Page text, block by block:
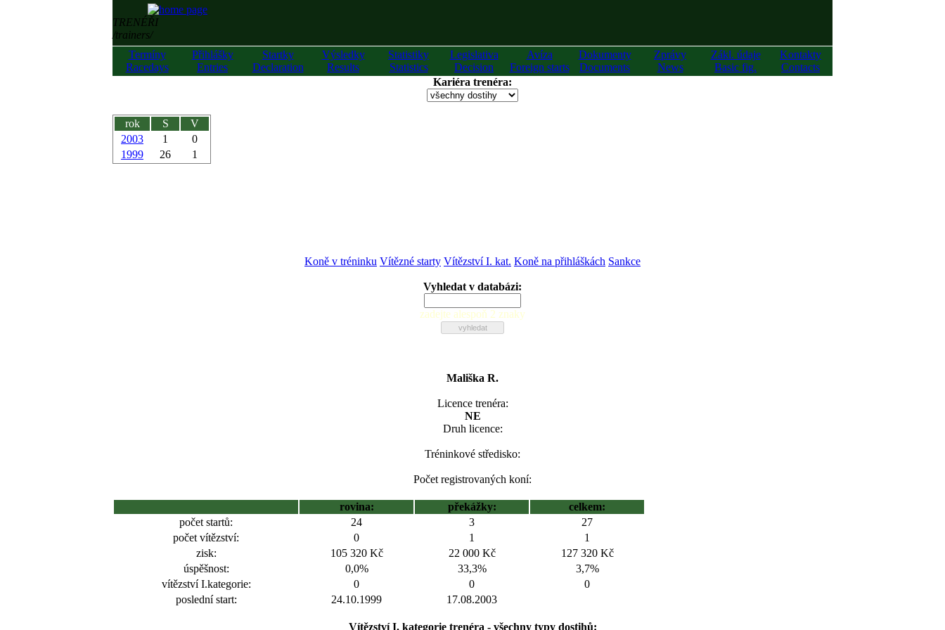
TRENÉŘI
/trainers/
Termíny
Racedays
Přihlášky
Entries
Startky
Declaration
Výsledky
Results
Statistiky
Statistics
Legislativa
Decision
Avíza
Foreign starts
Dokumenty
Documents
Zprávy
News
Zákl. údaje
Basic fig.
Kontakty
Contacts
Kariéra trenéra:
rok S
V
2003
1
0
1999
26 1
Koně v tréninku Vítězné starty Vítězství I. kat. Koně na přihláškách Sankce
Vyhledat v databázi:
zadejte alespoň 2 znaky
Mališka R.
Licence trenéra:
NE
Druh licence:
Tréninkové středisko:
Počet registrovaných koní:
rovina: překážky:
celkem:
počet startů:
24 3
27
počet vítězství:
0 1
1
zisk:
105 320 Kč 22 000 Kč
127 320 Kč
úspěšnost:
0,0% 33,3%
3,7%
vítězství I.kategorie:
0 0
0
poslední start:
24.10.1999 17.08.2003
Vítězství I. kategorie trenéra - všechny typy dostihů: